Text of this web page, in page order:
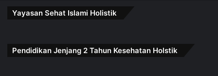
Yayasan Sehat Islami Holistik
Pendidikan Jenjang 2 Tahun Kesehatan Holstik